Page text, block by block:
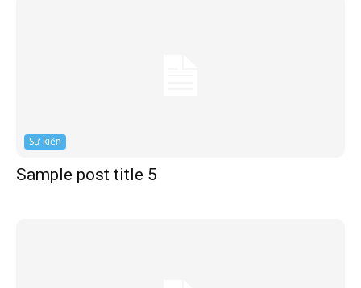
Sự kiện
Sample post title 5